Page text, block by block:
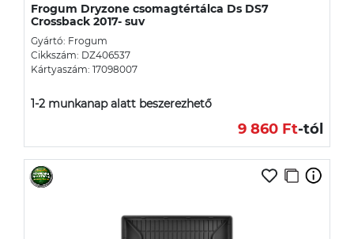
Frogum Dryzone csomagtértálca Ds DS7
Crossback 2017- suv
Gyártó: Frogum
Cikkszám: DZ406537
Kártyaszám: 17098007
1-2 munkanap alatt beszerezhető
9 860 Ft-tól